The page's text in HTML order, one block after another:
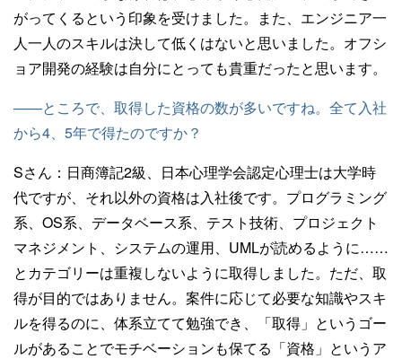
がってくるという印象を受けました。また、エンジニア一
人一人のスキルは決して低くはないと思いました。オフシ
ョア開発の経験は自分にとっても貴重だったと思います。
——ところで、取得した資格の数が多いですね。全て入社
から4、5年で得たのですか？
Sさん： 日商簿記2級、日本心理学会認定心理士は大学時
代ですが、それ以外の資格は入社後です。プログラミング
系、OS系、データベース系、テスト技術、プロジェクト
マネジメント、システムの運用、UMLが読めるように……
とカテゴリーは重複しないように取得しました。ただ、取
得が目的ではありません。案件に応じて必要な知識やスキ
ルを得るのに、体系立てて勉強でき、「取得」というゴー
ルがあることでモチベーションも保てる「資格」というア